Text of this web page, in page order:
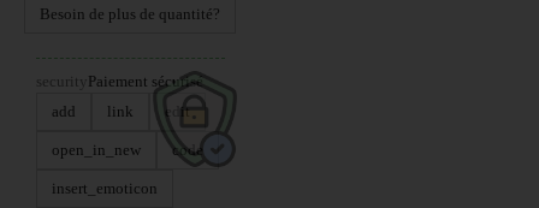
Besoin de plus de quantité?
security Paiement sécurisé
add
link edit
open_in_new code
insert_emoticon